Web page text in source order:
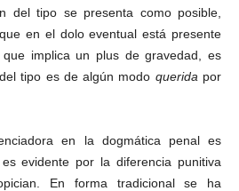
del tipo se presenta como posible,
en el dolo eventual está presente
que implica un plus de gravedad, es
tipo es de algún modo querida por
en la dogmática penal es
evidente por la diferencia punitiva
En forma tradicional se ha